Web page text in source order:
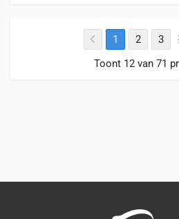
1 2 3
Toont 12 van 71